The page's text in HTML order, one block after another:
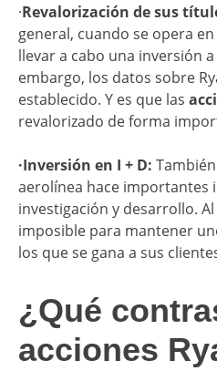
·Revalorización de sus
general, cuando se opera
llevar a cabo una inversión
embargo, los datos sobre
establecido. Y es que las
revalorizado de forma
·Inversión en I + D:
aerolínea hace importantes
investigación y desarrollo.
imposible para mantener
los que se gana a sus
¿Qué
acciones